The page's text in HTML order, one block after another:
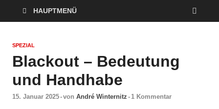
HAUPTMENÜ
SPEZIAL
Blackout – Bedeutung
und Handhabe
15. Januar 2025-von André Winternitz - 1 Kommentar